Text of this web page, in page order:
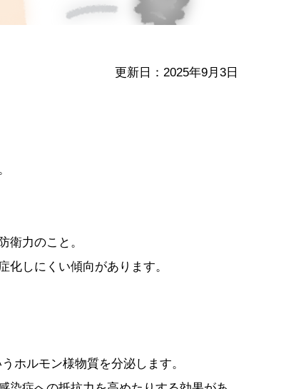
更新日：2025年9月3日
衛力のこと。
しにくい傾向があります。
ホルモン様物質を分泌します。